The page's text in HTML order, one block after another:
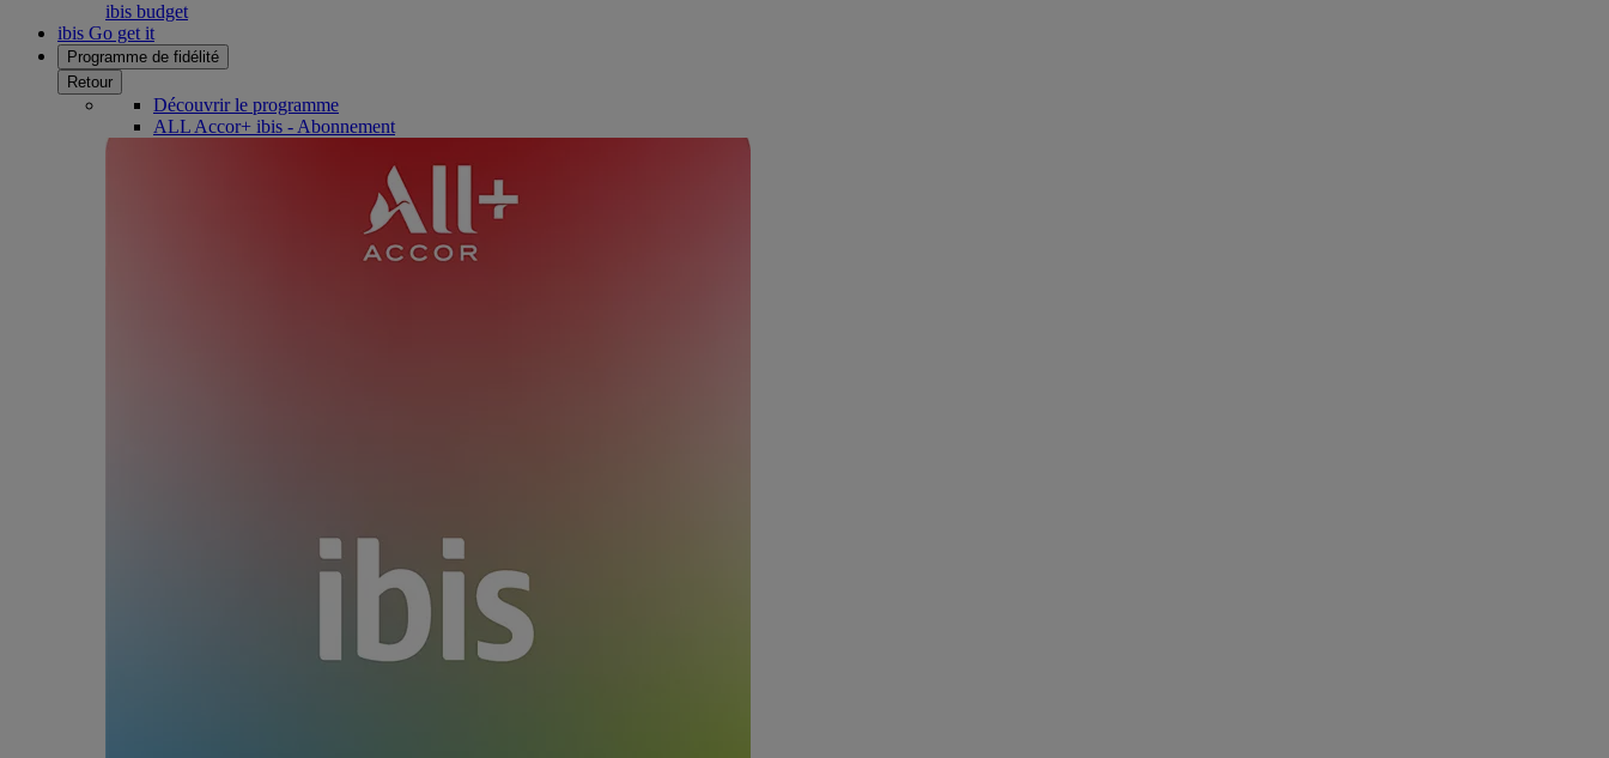
ibis budget
ibis Go get it
Programme de fidélité
Retour
Découvrir le programme
ALL Accor+ ibis - Abonnement